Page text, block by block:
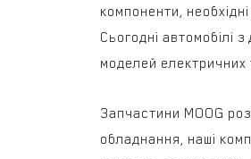
компоненти,
Сьогодні автомобілі
моделей електричних
Запчастини MOOG
обладнання, наші